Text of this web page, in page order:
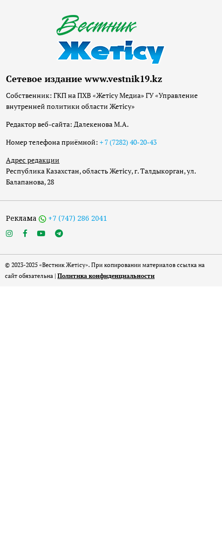
Сетевое издание www.vestnik19.kz
Собственник: ГКП на ПХВ «Жетісу Медиа» ГУ «Управление
внутренней политики области Жетісу»
Редактор веб-сайта: Далекенова М.А.
Номер телефона приёмной: + 7 (7282) 40-20-43
Адрес редакции
Республика Казахстан, область Жетісу, г. Талдыкорган, ул.
Балапанова, 28
Реклама +7 (747) 286 2041
© 2023-2025 «Вестник Жетісу». При копировании материалов ссылка на
сайт обязательна | Политика конфиденциальности